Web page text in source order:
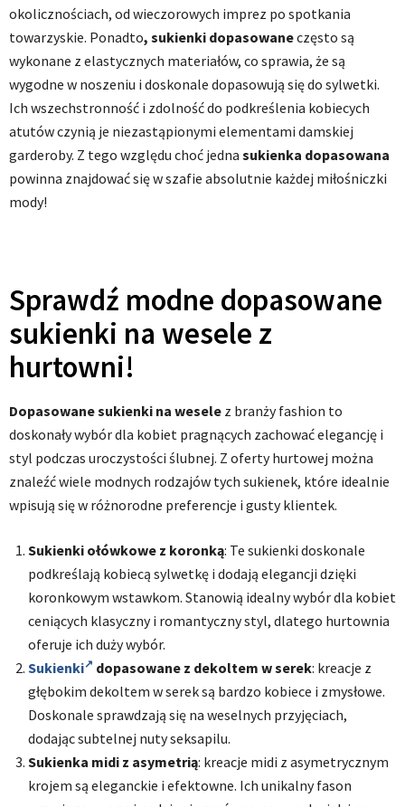
okolicznościach, od wieczorowych imprez po spotkania
towarzyskie. Ponadto, sukienki dopasowaneczęsto są
wykonane z elastycznych materiałów, co sprawia, że są
wygodne w noszeniu i doskonale dopasowują się do sylwetki.
Ich wszechstronność i zdolność do podkreślenia kobiecych
atutów czynią je niezastąpionymi elementami damskiej
garderoby. Z tego względu choć jedna sukienka dopasowana
powinna znajdować się w szafie absolutnie każdej miłośniczki
mody!
Sprawdź modne dopasowane
sukienki na wesele z
hurtowni!
Dopasowane sukienki na wesele z branży fashion to
doskonały wybór dla kobiet pragnących zachować elegancję i
styl podczas uroczystości ślubnej. Z oferty hurtowej można
znaleźć wiele modnych rodzajów tych sukienek, które idealnie
wpisują się w różnorodne preferencje i gusty klientek.
Sukienki ołówkowe z koronką: Te sukienki doskonale
podkreślają kobiecą sylwetkę i dodają elegancji dzięki
koronkowym wstawkom. Stanowią idealny wybór dla kobiet
ceniących klasyczny i romantyczny styl, dlatego hurtownia
oferuje ich duży wybór.
Sukienki
dopasowane z dekoltem w serek: kreacje z
głębokim dekoltem w serek są bardzo kobiece i zmysłowe.
Doskonale sprawdzają się na weselnych przyjęciach,
dodając subtelnej nuty seksapilu.
Sukienka midi z asymetrią: kreacje midi z asymetrycznym
krojem są eleganckie i efektowne. Ich unikalny fason